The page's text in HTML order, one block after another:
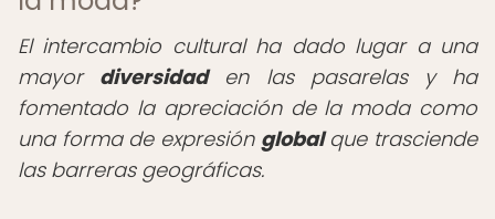
El intercambio cultural ha dado lugar a una
mayor diversidaden las pasarelas y ha
fomentado la apreciación de la moda como
una forma de expresión globalque trasciende
las barreras geográficas.